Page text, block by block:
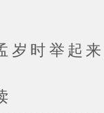
举起来